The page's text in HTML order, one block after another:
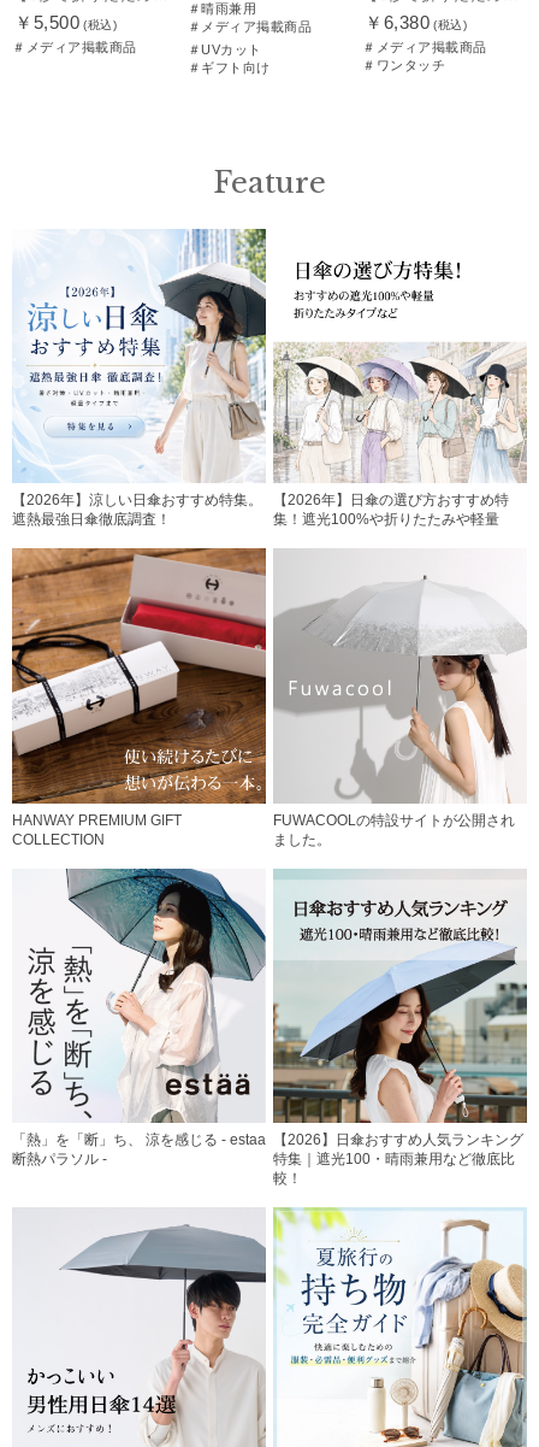
￥5,500 (税込)
＃メディア掲載商品
＃晴雨兼用
＃メディア掲載商品
＃UVカット
＃ギフト向け
￥6,380 (税込)
＃メディア掲載商品
＃ワンタッチ
Feature
【2026年】涼しい日傘おすすめ特集。
遮熱最強日傘徹底調査！
【2026年】日傘の選び方おすすめ特
集！遮光100%や折りたたみや軽量
HANWAY PREMIUM GIFT
COLLECTION
FUWACOOLの特設サイトが公開され
ました。
「熱」を「断」ち、 涼を感じる - estaa
断熱パラソル -
【2026】日傘おすすめ人気ランキング
特集｜遮光100・晴雨兼用など徹底比
較！